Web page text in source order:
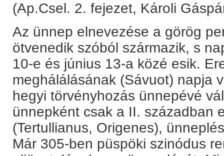
(Ap.Csel. 2. fejezet, Károli
Az ünnep elnevezése a görög
ötvenedik szóból származik, s
10-e és június 13-a közé esik.
meghálálásának (Sávuot) napja
hegyi törvényhozás ünnepévé
ünnepként csak a II. században
(Tertullianus, Origenes),
Már 305-ben püspöki szinódus